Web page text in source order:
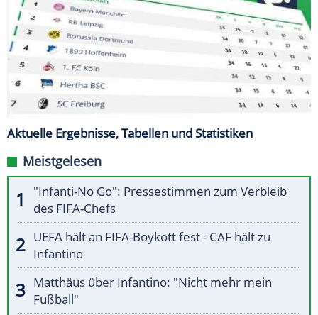
Aktuelle Ergebnisse, Tabellen und Statistiken
Meistgelesen
"Infanti-No Go": Pressestimmen zum Verbleib
des FIFA-Chefs
UEFA hält an FIFA-Boykott fest - CAF hält zu
Infantino
Matthäus über Infantino: "Nicht mehr mein
Fußball"